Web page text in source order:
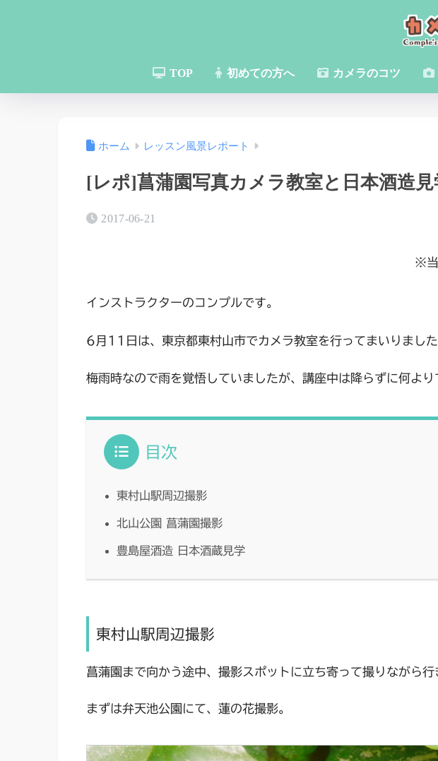
TOP 初めての方へ カメラのコツ
ホーム レッスン風景レポート
[レポ]菖蒲園写真カメラ教室と日本酒造見
2017-06-21
※当
インストラクターのコンプルです。
6月11日は、東京都東村山市でカメラ教室を行ってまいりました
梅雨時なので雨を覚悟していましたが、講座中は降らずに何より
目次
東村山駅周辺撮影
北山公園 菖蒲園撮影
豊島屋酒造 日本酒蔵見学
東村山駅周辺撮影
菖蒲園まで向かう途中、撮影スポットに立ち寄って撮りながら行
まずは弁天池公園にて、蓮の花撮影。